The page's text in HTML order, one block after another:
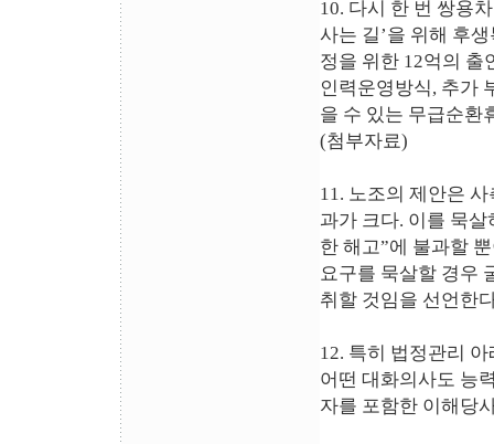
10. 다시 한 번 쌍용
사는 길’을 위해 후
정을 위한 12억의 출
인력운영방식, 추가
을 수 있는 무급순환
(첨부자료)
11. 노조의 제안은
과가 크다. 이를 묵
한 해고”에 불과할
요구를 묵살할 경우
취할 것임을 선언한
12. 특히 법정관리
어떤 대화의사도 능
자를 포함한 이해당